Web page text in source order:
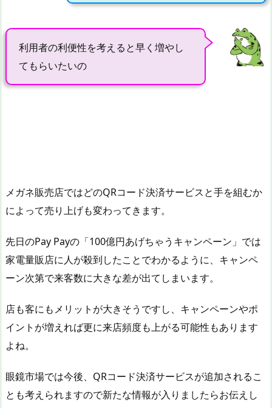
利用者の利便性を考えると早く増やし
てもらいたいの
メガネ販売店ではどのQRコード決済サービスと手を組むか
によって売り上げも変わってきます。
先日のPay Payの「100億円あげちゃうキャンペーン」では
家電量販店に人が殺到したことでわかるように、キャンペ
ーン次第で来客数に大きな差が出てしまいます。
店も客にもメリットが大きそうですし、キャンペーンやポ
イントが増えれば更に来店頻度も上がる可能性もあります
よね。
眼鏡市場では今後、QRコード決済サービスが追加されるこ
とも考えられますので新たな情報が入りましたらお伝えし